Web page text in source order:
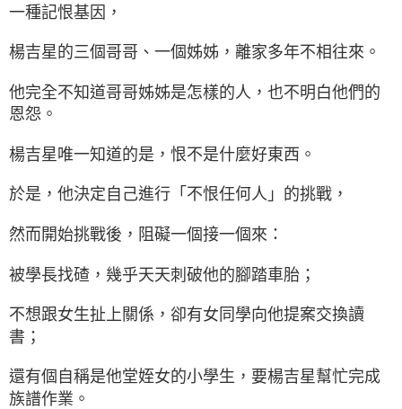
一種記恨基因，
楊吉星的三個哥哥、一個姊姊，離家多年不相往來。
他完全不知道哥哥姊姊是怎樣的人，也不明白他們的
恩怨。
楊吉星唯一知道的是，恨不是什麼好東西。
於是，他決定自己進行「不恨任何人」的挑戰，
然而開始挑戰後，阻礙一個接一個來：
被學長找碴，幾乎天天刺破他的腳踏車胎；
不想跟女生扯上關係，卻有女同學向他提案交換讀
書；
還有個自稱是他堂姪女的小學生，要楊吉星幫忙完成
族譜作業。